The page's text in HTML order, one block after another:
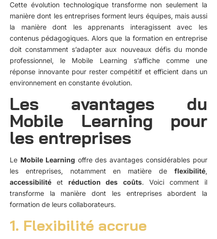
Cette évolution technologique transforme non seulement la
manière dont les entreprises forment leurs équipes, mais aussi
la manière dont les apprenants interagissent avec les
contenus pédagogiques. Alors que la formation en entreprise
doit constamment s’adapter aux nouveaux défis du monde
professionnel, le Mobile Learning s’affiche comme une
réponse innovante pour rester compétitif et efficient dans un
environnement en constante évolution.
Les avantages du
Mobile Learning pour
les entreprises
Le Mobile Learning offre des avantages considérables pour
les entreprises, notamment en matière de flexibilité,
accessibilité etréduction des coûts. Voici comment il
transforme la manière dont les entreprises abordent la
formation de leurs collaborateurs.
1. Flexibilité accrue